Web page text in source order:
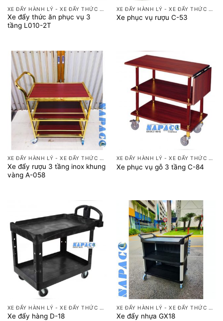
XE ĐẨY HÀNH LÝ - XE ĐẨY THỨC ĂN
Xe đẩy thức ăn phục vụ 3
tầng L010-2T
XE ĐẨY HÀNH LÝ - XE ĐẨY THỨC ĂN
Xe phục vụ rượu C-53
XE ĐẨY HÀNH LÝ - XE ĐẨY THỨC ĂN
Xe đẩy rượu 3 tầng inox khung
vàng A-058
XE ĐẨY HÀNH LÝ - XE ĐẨY THỨC ĂN
Xe phục vụ gỗ 3 tầng C-84
XE ĐẨY HÀNH LÝ - XE ĐẨY THỨC ĂN
Xe đẩy hàng D-18
XE ĐẨY HÀNH LÝ - XE ĐẨY THỨC ĂN
Xe đẩy nhựa GX18